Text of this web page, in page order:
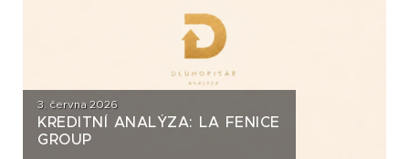
3. června 2026
KREDITNÍ ANALÝZA: LA FENICE
GROUP